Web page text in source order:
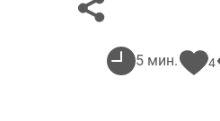
5 мин. 4